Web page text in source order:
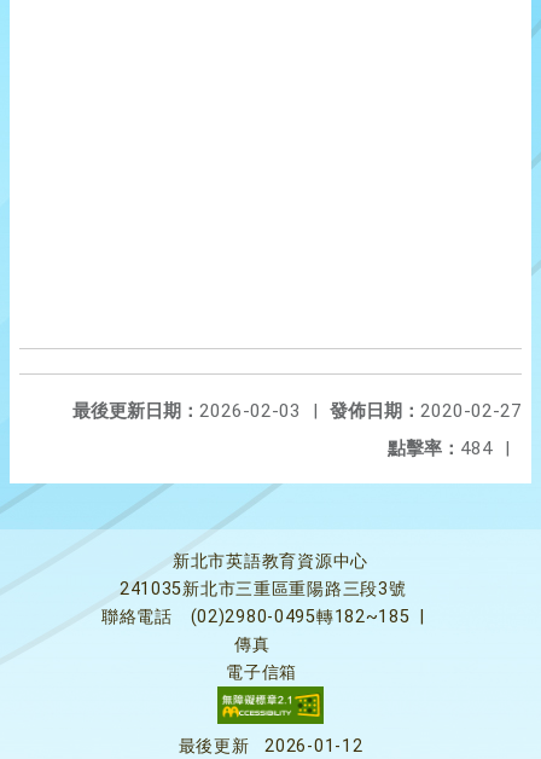
發佈日期： 2020-02-27
最後更新日期： 2026-02-03
|
點擊率： 484 |
新北市英語教育資源中心
241035新北市三重區重陽路三段3號
聯絡電話
(02)2980-0495轉182~185
傳真
電子信箱
最後更新 2026-01-12